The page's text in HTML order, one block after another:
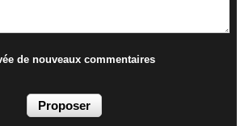
de nouveaux commentaires